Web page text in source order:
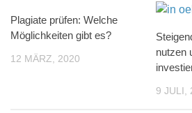
Plagiate prüfen: Welche
Möglichkeiten gibt es?
12 MÄRZ, 2020
nutzen
9 JULI,